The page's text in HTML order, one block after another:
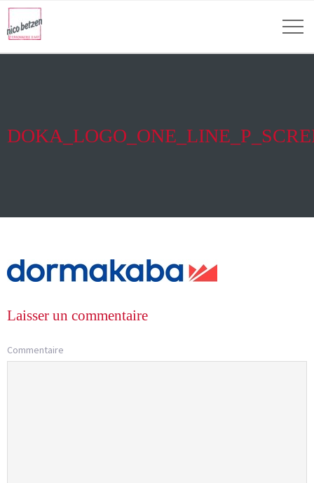
Laisser un commentaire
Commentaire